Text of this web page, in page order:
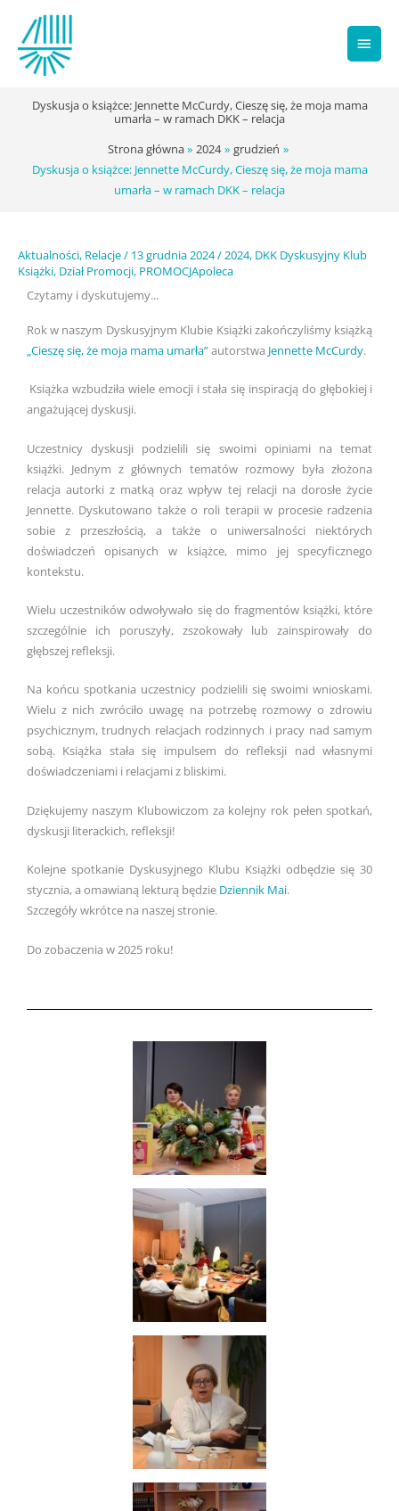
treści
Dyskusja o książce: Jennette McCurdy, Cieszę się, że moja mama
umarła – w ramach DKK – relacja
Strona główna
2024
grudzień
Dyskusja o książce: Jennette McCurdy, Cieszę się, że moja mama
umarła – w ramach DKK – relacja
Aktualności, Relacje/ 13 grudnia 2024/2024, DKK Dyskusyjny Klub
Książki, Dział Promocji, PROMOCJApoleca
Czytamy i dyskutujemy...
Rok w naszym Dyskusyjnym Klubie Książki zakończyliśmy książką
„Cieszę się, że moja mama umarła”autorstwa Jennette McCurdy.
Książka wzbudziła wiele emocji i stała się inspiracją do głębokiej i
angażującej dyskusji.
Uczestnicy dyskusji podzielili się swoimi opiniami na temat
książki. Jednym z głównych tematów rozmowy była złożona
relacja autorki z matką oraz wpływ tej relacji na dorosłe życie
Jennette. Dyskutowano także o roli terapii w procesie radzenia
sobie z przeszłością, a także o uniwersalności niektórych
doświadczeń opisanych w książce, mimo jej specyficznego
kontekstu.
Wielu uczestników odwoływało się do fragmentów książki, które
szczególnie ich poruszyły, zszokowały lub zainspirowały do
głębszej refleksji.
Na końcu spotkania uczestnicy podzielili się swoimi wnioskami.
Wielu z nich zwróciło uwagę na potrzebę rozmowy o zdrowiu
psychicznym, trudnych relacjach rodzinnych i pracy nad samym
sobą. Książka stała się impulsem do refleksji nad własnymi
doświadczeniami i relacjami z bliskimi.
Dziękujemy naszym Klubowiczom za kolejny rok pełen spotkań,
dyskusji literackich, refleksji!
Kolejne spotkanie Dyskusyjnego Klubu Książki odbędzie się 30
stycznia, a omawianą lekturą będzie Dziennik Mai.
Szczegóły wkrótce na naszej stronie.
Do zobaczenia w 2025 roku!